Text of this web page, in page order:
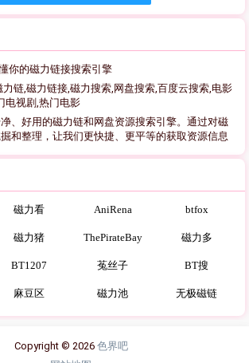
你的磁力链接搜索引擎
力链,磁力链接,磁力搜索,网盘搜索,百度云搜索,电影
电视剧,热门电影
、好用的磁力链和网盘资源搜索引擎。通过对磁
和整理，让我们更快捷、更平等的获取资源信息
磁力看 AniRena btfox
磁力猪 ThePirateBay 磁力多
BT1207 菟丝子 BT搜
麻豆区 磁力池 无极磁链
Copyright © 2026 色界吧